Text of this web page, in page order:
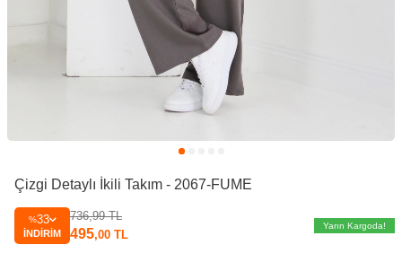
Çizgi Detaylı İkili Takım - 2067-FUME
%33
İNDIRIM
736,99TL
495,00 TL
Yarın Kargoda!